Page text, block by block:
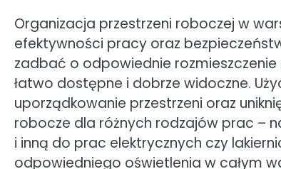
Organizacja przestrzeni roboczej w
efektywności pracy oraz
zadbać o odpowiednie
łatwo dostępne i dobrze widoczne.
uporządkowanie przestrzeni oraz
robocze dla różnych rodzajów prac –
i inną do prac elektrycznych czy
odpowiedniego oświetlenia w całym